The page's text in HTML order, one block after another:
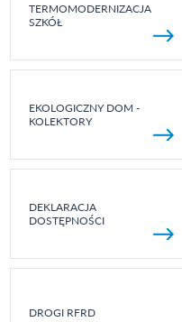
TERMOMODERNIZACJA
SZKÓŁ
EKOLOGICZNY DOM -
KOLEKTORY
DEKLARACJA
DOSTĘPNOŚCI
DROGI RFRD